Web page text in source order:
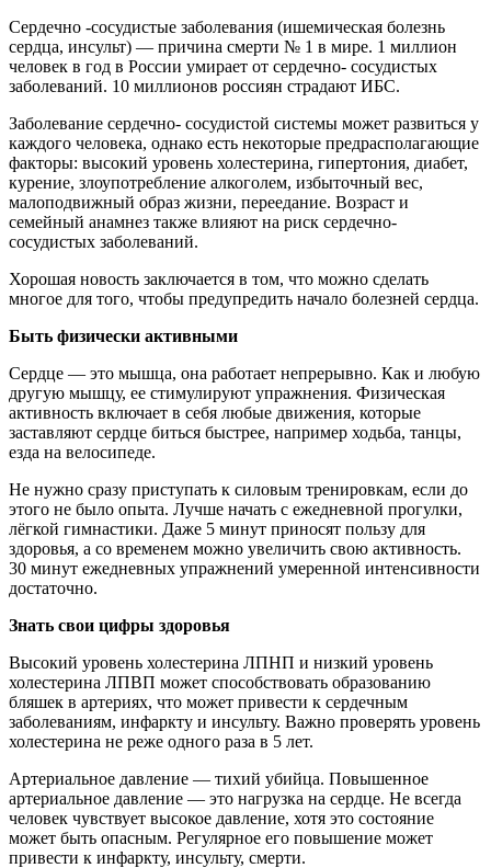
Сердечно -сосудистые заболевания (ишемическая болезнь
сердца, инсульт) — причина смерти № 1 в мире. 1 миллион
человек в год в России умирает от сердечно- сосудистых
заболеваний. 10 миллионов россиян страдают ИБС.
Заболевание сердечно- сосудистой системы может развиться у
каждого человека, однако есть некоторые предрасполагающие
факторы: высокий уровень холестерина, гипертония, диабет,
курение, злоупотребление алкоголем, избыточный вес,
малоподвижный образ жизни, переедание. Возраст и
семейный анамнез также влияют на риск сердечно-
сосудистых заболеваний.
Хорошая новость заключается в том, что можно сделать
многое для того, чтобы предупредить начало болезней сердца.
Быть физически активными
Сердце — это мышца, она работает непрерывно. Как и любую
другую мышцу, ее стимулируют упражнения. Физическая
активность включает в себя любые движения, которые
заставляют сердце биться быстрее, например ходьба, танцы,
езда на велосипеде.
Не нужно сразу приступать к силовым тренировкам, если до
этого не было опыта. Лучше начать с ежедневной прогулки,
лёгкой гимнастики. Даже 5 минут приносят пользу для
здоровья, а со временем можно увеличить свою активность.
30 минут ежедневных упражнений умеренной интенсивности
достаточно.
Знать свои цифры здоровья
Высокий уровень холестерина ЛПНП и низкий уровень
холестерина ЛПВП может способствовать образованию
бляшек в артериях, что может привести к сердечным
заболеваниям, инфаркту и инсульту. Важно проверять уровень
холестерина не реже одного раза в 5 лет.
Артериальное давление — тихий убийца. Повышенное
артериальное давление — это нагрузка на сердце. Не всегда
человек чувствует высокое давление, хотя это состояние
может быть опасным. Регулярное его повышение может
привести к инфаркту, инсульту, смерти.